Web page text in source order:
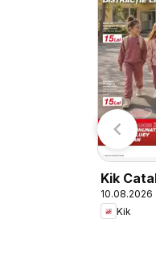
Kik
10.08.2026
Kik